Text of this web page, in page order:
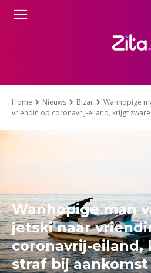
Home Nieuws Bizar
Wanhopige
vriendin op coronavrij-eiland, krijgt zware
Wanhopige man
jetski naar
coronavrij-eiland,
straf bij aankomst